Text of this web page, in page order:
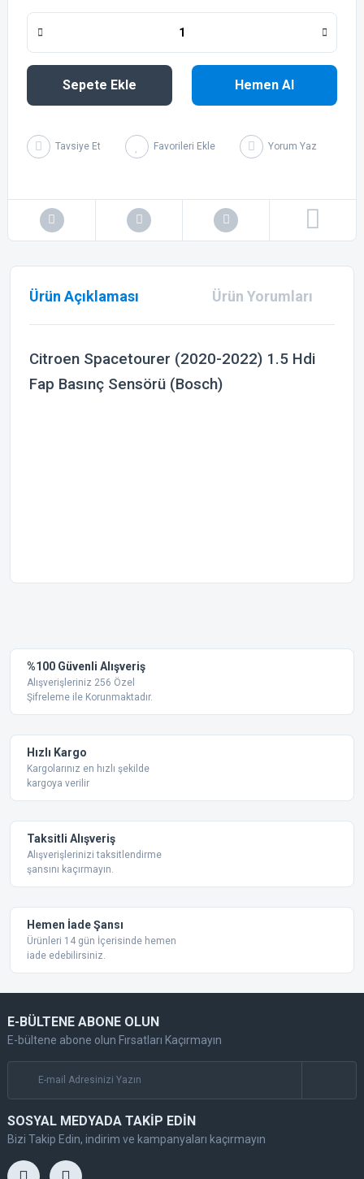
Sepete Ekle Hemen Al
Tavsiye Et Yorum Yaz
Ürün Açıklaması Ürün Yorumları
Citroen Spacetourer (2020-2022) 1.5 Hdi
Fap Basınç Sensörü (Bosch)
Ürün resmi kalitesiz, bozuk veya görüntülenemiyor.
Ürün açıklamasında eksik bilgiler bulunuyor.
Bu ürüne benzer farklı alternatifler olmalı.
%100 Güvenli Alışveriş
Alışverişleriniz 256 Özel
Şifreleme ile Korunmaktadır.
Hızlı Kargo
Kargolarınız en hızlı şekilde
kargoya verilir
Taksitli Alışveriş
Alışverişlerinizi taksitlendirme
şansını kaçırmayın.
Hemen İade Şansı
Ürünleri 14 gün İçerisinde hemen
iade edebilirsiniz.
E-BÜLTENE ABONE OLUN
E-bültene abone olun Fırsatları Kaçırmayın
SOSYAL MEDYADA TAKİP EDİN
Bizi Takip Edin, indirim ve kampanyaları kaçırmayın